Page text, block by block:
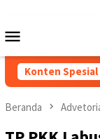
konten
Mobile
Konten Spesial
RAKYAT
Beranda